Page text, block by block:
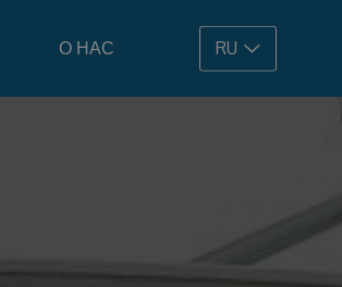
RU
О НАС